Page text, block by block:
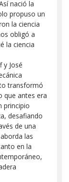
nació la
propuso un
la ciencia
obligó a
la ciencia
y José
transformó
que antes era
principio
desafiando
de una
las
en la